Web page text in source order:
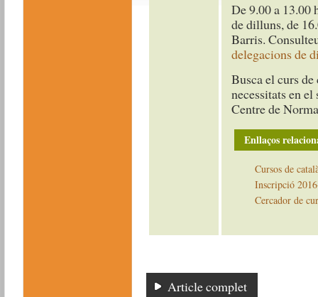
De 9.00 a 13.00
de dilluns, de
Barris.
delegacions de
Busca el curs de
necessitats en
Centre de
Enllaços
Cursos de
Inscripció
Cercador de
Article complet